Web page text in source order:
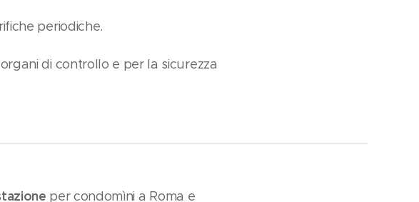
periodiche.
di controllo e per la sicurezza
per condomìni a Roma e